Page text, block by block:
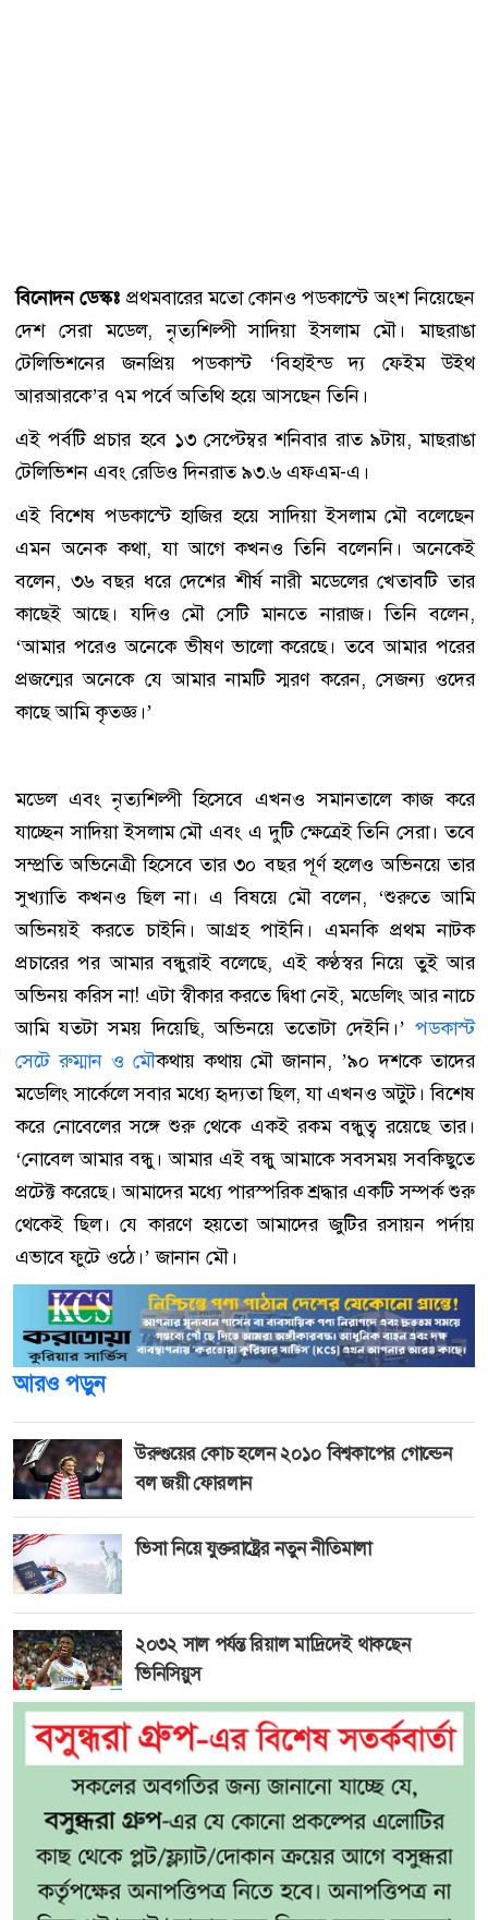
বিনোদন ডেস্কঃ প্রথমবারের মতো কোনও পডকাস্টে অংশ নিয়েছেন
দেশ সেরা মডেল, নৃত্যশিল্পী সাদিয়া ইসলাম মৌ। মাছরাঙা
টেলিভিশনের জনপ্রিয় পডকাস্ট ‘বিহাইন্ড দ্য ফেইম উইথ
আরআরকে’র ৭ম পর্বে অতিথি হয়ে আসছেন তিনি।
এই পর্বটি প্রচার হবে ১৩ সেপ্টেম্বর শনিবার রাত ৯টায়, মাছরাঙা
টেলিভিশন এবং রেডিও দিনরাত ৯৩.৬ এফএম-এ।
এই বিশেষ পডকাস্টে হাজির হয়ে সাদিয়া ইসলাম মৌ বলেছেন
এমন অনেক কথা, যা আগে কখনও তিনি বলেননি। অনেকেই
বলেন, ৩৬ বছর ধরে দেশের শীর্ষ নারী মডেলের খেতাবটি তার
কাছেই আছে। যদিও মৌ সেটি মানতে নারাজ। তিনি বলেন,
‘আমার পরেও অনেকে ভীষণ ভালো করেছে। তবে আমার পরের
প্রজন্মের অনেকে যে আমার নামটি স্মরণ করেন, সেজন্য ওদের
কাছে আমি কৃতজ্ঞ।’
মডেল এবং নৃত্যশিল্পী হিসেবে এখনও সমানতালে কাজ করে
যাচ্ছেন সাদিয়া ইসলাম মৌ এবং এ দুটি ক্ষেত্রেই তিনি সেরা। তবে
সম্প্রতি অভিনেত্রী হিসেবে তার ৩০ বছর পূর্ণ হলেও অভিনয়ে তার
সুখ্যাতি কখনও ছিল না। এ বিষয়ে মৌ বলেন, ‘শুরুতে আমি
অভিনয়ই করতে চাইনি। আগ্রহ পাইনি। এমনকি প্রথম নাটক
প্রচারের পর আমার বন্ধুরাই বলেছে, এই কণ্ঠস্বর নিয়ে তুই আর
অভিনয় করিস না! এটা স্বীকার করতে দ্বিধা নেই, মডেলিং আর নাচে
আমি যতটা সময় দিয়েছি, অভিনয়ে ততোটা দেইনি।’ পডকাস্ট
সেটে রুম্মান ও মৌকথায় কথায় মৌ জানান, ’৯০ দশকে তাদের
মডেলিং সার্কেলে সবার মধ্যে হৃদ্যতা ছিল, যা এখনও অটুট। বিশেষ
করে নোবেলের সঙ্গে শুরু থেকে একই রকম বন্ধুত্ব রয়েছে তার।
‘নোবেল আমার বন্ধু। আমার এই বন্ধু আমাকে সবসময় সবকিছুতে
প্রটেক্ট করেছে। আমাদের মধ্যে পারস্পরিক শ্রদ্ধার একটি সম্পর্ক শুরু
থেকেই ছিল। যে কারণে হয়তো আমাদের জুটির রসায়ন পর্দায়
এভাবে ফুটে ওঠে।’ জানান মৌ।
আরও পড়ুন
উরুগুয়ের কোচ হলেন ২০১০ বিশ্বকাপের গোল্ডেন
বল জয়ী ফোরলান
ভিসা নিয়ে যুক্তরাষ্ট্রের নতুন নীতিমালা
২০৩২ সাল পর্যন্ত রিয়াল মাদ্রিদেই থাকছেন
ভিনিসিয়ুস